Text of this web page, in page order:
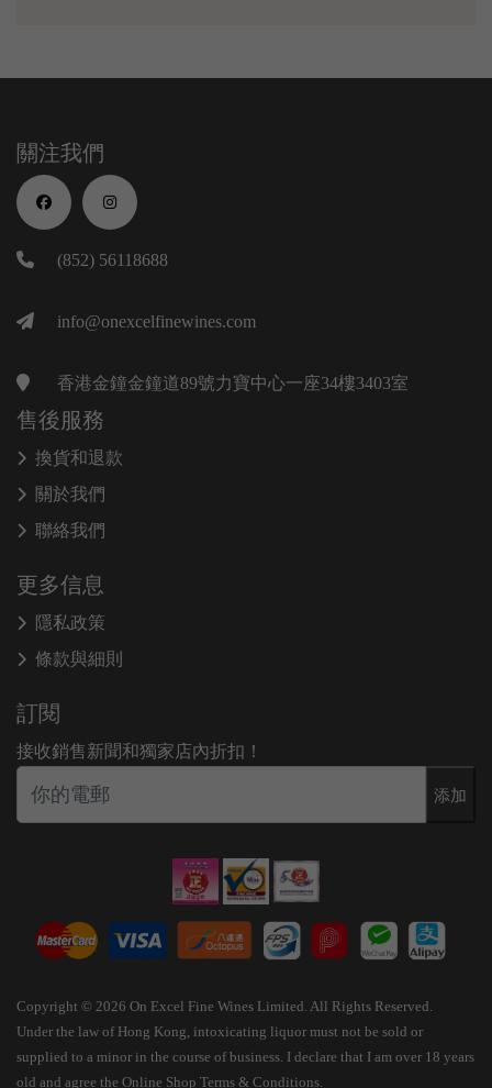
關注我們
(852) 56118688
info@onexcelfinewines.com
香港金鐘金鐘道89號力寶中心一座34樓3403室
售後服務
換貨和退款
關於我們
聯絡我們
更多信息
隱私政策
條款與細則
訂閱
接收銷售新聞和獨家店內折扣！
添加
Copyright © 2026 On Excel Fine Wines Limited. All Rights Reserved.
Under the law of Hong Kong, intoxicating liquor must not be sold or
supplied to a minor in the course of business. I declare that I am over 18 years
old and agree the Online Shop Terms & Conditions.